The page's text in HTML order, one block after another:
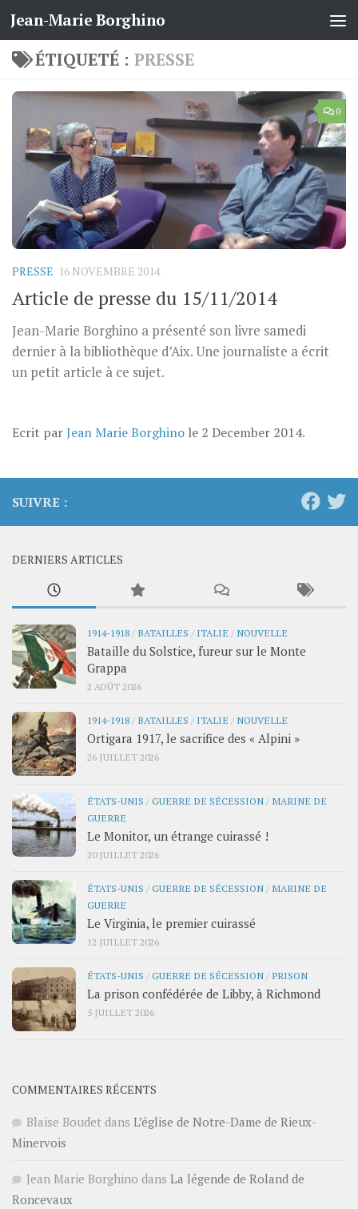
Skip to content
Jean-Marie Borghino
ÉTIQUETÉ : PRESSE
0
PRESSE 16 NOVEMBRE 2014
Article de presse du 15/11/2014
Jean-Marie Borghino a présenté son livre samedi
dernier à la bibliothèque d’Aix. Une journaliste a écrit
un petit article à ce sujet.
Ecrit parJean Marie Borghino le 2 December 2014.
SUIVRE :
DERNIERS ARTICLES
1914-1918 / BATAILLES / ITALIE / NOUVELLE
Bataille du Solstice, fureur sur le Monte
Grappa
2 AOÛT 2026
1914-1918 / BATAILLES / ITALIE / NOUVELLE
Ortigara 1917, le sacrifice des « Alpini »
26 JUILLET 2026
ÉTATS-UNIS /GUERRE DE SÉCESSION / MARINE DE
GUERRE
Le Monitor, un étrange cuirassé !
20 JUILLET 2026
ÉTATS-UNIS /GUERRE DE SÉCESSION / MARINE DE
GUERRE
Le Virginia, le premier cuirassé
12 JUILLET 2026
ÉTATS-UNIS /GUERRE DE SÉCESSION / PRISON
La prison confédérée de Libby, à Richmond
5 JUILLET 2026
COMMENTAIRES RÉCENTS
Blaise Boudet dans L’église de Notre-Dame de Rieux-
Minervois
Jean Marie Borghino dans La légende de Roland de
Roncevaux